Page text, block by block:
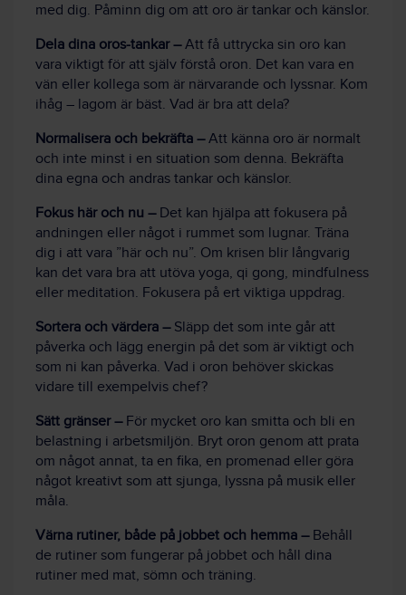
med dig. Påminn dig om att oro är tankar och känslor.
Dela dina oros-tankar – Att få uttrycka sin oro kan
vara viktigt för att själv förstå oron. Det kan vara en
vän eller kollega som är närvarande och lyssnar. Kom
ihåg – lagom är bäst. Vad är bra att dela?
Normalisera och bekräfta – Att känna oro är normalt
och inte minst i en situation som denna. Bekräfta
dina egna och andras tankar och känslor.
Fokus här och nu – Det kan hjälpa att fokusera på
andningen eller något i rummet som lugnar. Träna
dig i att vara ”här och nu”. Om krisen blir långvarig
kan det vara bra att utöva yoga, qi gong, mindfulness
eller meditation. Fokusera på ert viktiga uppdrag.
Sortera och värdera – Släpp det som inte går att
påverka och lägg energin på det som är viktigt och
som ni kan påverka. Vad i oron behöver skickas
vidare till exempelvis chef?
Sätt gränser – För mycket oro kan smitta och bli en
belastning i arbetsmiljön. Bryt oron genom att prata
om något annat, ta en fika, en promenad eller göra
något kreativt som att sjunga, lyssna på musik eller
måla.
Värna rutiner, både på jobbet och hemma – Behåll
de rutiner som fungerar på jobbet och håll dina
rutiner med mat, sömn och träning.